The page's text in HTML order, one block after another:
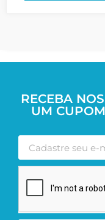
RECEBA
UM